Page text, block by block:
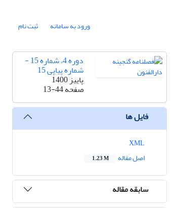
ورود به سامانه ثبت نام
دوره 4، شماره 15 -
شماره پیاپی 15
پاییز 1400
صفحه13-44
فایل ها
اصل مقاله
1.23 M
سابقه مقاله